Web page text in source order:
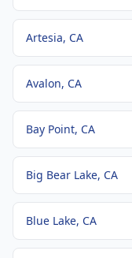
Artesia, CA
Avalon, CA
Bay Point, CA
Big Bear Lake, CA
Blue Lake, CA